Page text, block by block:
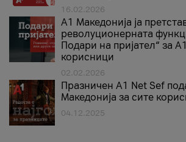
16.02.2026
А1 Македонија ја
револуционерната
Подари на пријател“ за
корисници
02.02.2026
Празничен A1 Net Sеf
Македонија за сите
04.12.2025